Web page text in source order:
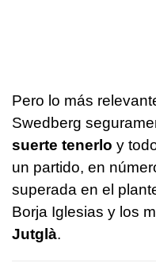
Pero lo más
Swedberg
suerte tenerlo y
un partido, en
superada en el
Borja Iglesias y los
Jutglà.